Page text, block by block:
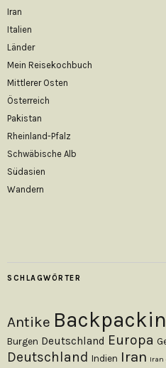
Iran
Italien
Länder
Mein Reisekochbuch
Mittlerer Osten
Österreich
Pakistan
Rheinland-Pfalz
Schwäbische Alb
Südasien
Wandern
SCHLAGWÖRTER
Antike
Burgen Deutschland Europa
Deutschland Indien Iran Iran